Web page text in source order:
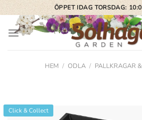
Skip
to
content
ÖPPET IDAG TORSDAG:
HEM / ODLA / PALLKRAGAR
Click & Collect